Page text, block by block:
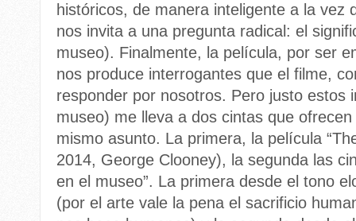
históricos, de manera inteligente a la vez
nos invita a una pregunta radical: el
museo). Finalmente, la película, por ser
nos produce interrogantes que el filme,
responder por nosotros. Pero justo estos
museo) me lleva a dos cintas que
mismo asunto. La primera, la película
2014, George Clooney), la segunda las
en el museo”. La primera desde el tono
(por el arte vale la pena el sacrificio